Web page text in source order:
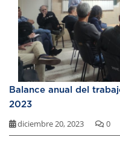
Balance anual del
2023
diciembre 20, 2023 0